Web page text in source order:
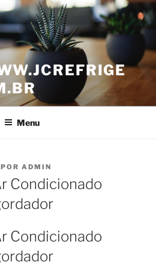
Menu
POR ADMIN
Condicionado
Condicionado